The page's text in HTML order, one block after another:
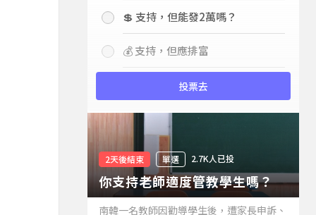
💲 支持，但能發2萬嗎？
💰 支持，但應排富
投票去
2天後結束 單選 2.7K人已投
你支持老師適度管教學生嗎？
南韓一名教師因勸導學生後，遭家長申訴、